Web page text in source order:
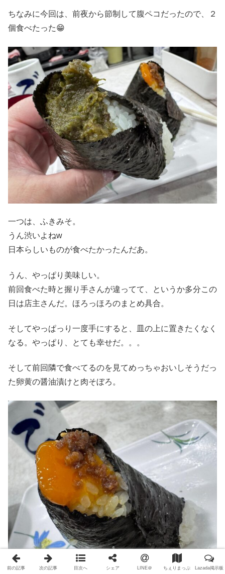
ちなみに今回は、前夜から節制して腹ペコだったので、２
個食べたった😁
一つは、ふきみそ。
うん渋いよねw
日本らしいものが食べたかったんだあ。
うん、やっぱり美味しい。
前回食べた時と握り手さんが違ってて、というか多分この
日は店主さんだ。ほろっほろのまとめ具合。
そしてやっぱっり一度手にすると、皿の上に置きたくなく
なる。やっぱり、とても幸せだ。。。
そして前回隣で食べてるのを見てめっちゃおいしそうだっ
た卵黄の醤油漬けと肉そぼろ。
前の記事 次の記事 目次へ シェア LINE＠ ちぇりまっぷ Lazada掲示板